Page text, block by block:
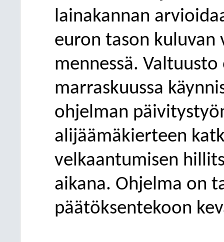
lainakannan arvio
euron tason kuluvan
mennessä.
marraskuussa
ohjelman
alijäämäkierteen
velkaantumisen
aikana. Ohjelma on
päätöksentekoon